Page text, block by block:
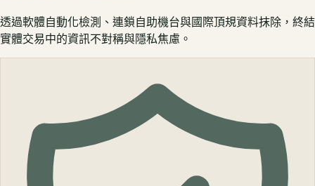
透過軟體自動化檢測、連鎖自助機台與國際頂規資料抹除，終結
實體交易中的資訊不對稱與隱私焦慮。